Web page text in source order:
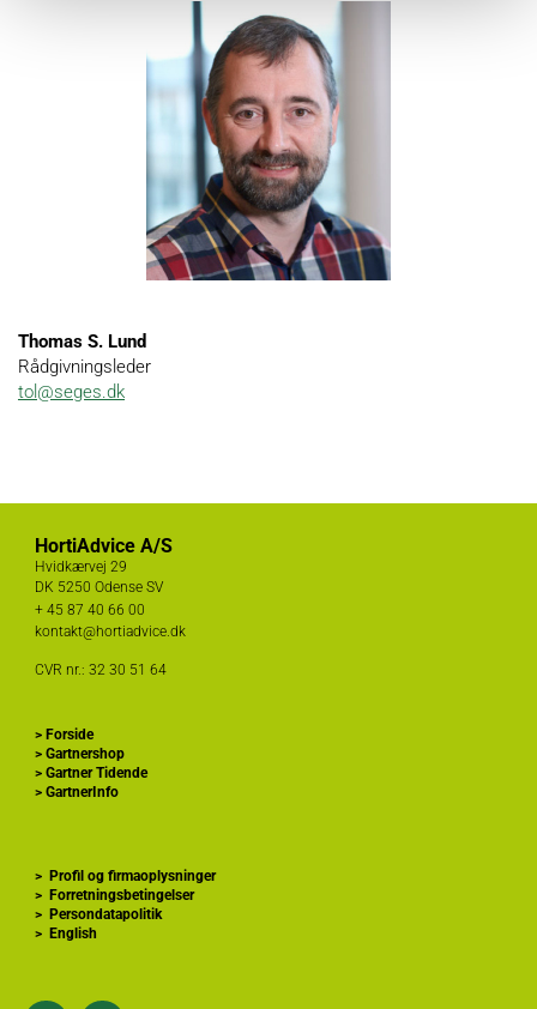
Thomas S. Lund
Rådgivningsleder
tol@seges.dk
HortiAdvice A/S
Hvidkærvej 29
DK 5250 Odense SV
+ 45 87 40 66 00
kontakt@hortiadvice.dk
CVR nr.: 32 30 51 64
> Forside
> Gartnershop
> Gartner Tidende
> GartnerInfo
> Profil og firmaoplysninger
> Forretningsbetingelser
> Persondatapolitik
> English